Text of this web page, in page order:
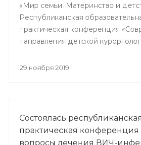
«Мир семьи. Материнство и
Республиканская
практическая конференция
направления детской
29 ноября 2019
Состоялась
практическая конференция
вопросы лечения ВИЧ-